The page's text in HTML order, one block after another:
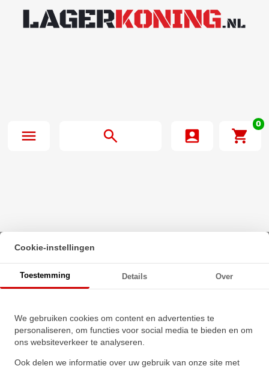
0
Beginpagina· FAG Kogellager 6213 C3 (65x120x23mm)
Cookie-instellingen
Toestemming Details Over
We gebruiken cookies om content en advertenties te
personaliseren, om functies voor social media te bieden en om
ons websiteverkeer te analyseren.
Ook delen we informatie over uw gebruik van onze site met
(65x120x23mm)
★★★★
★★★★
Schrijf een review!